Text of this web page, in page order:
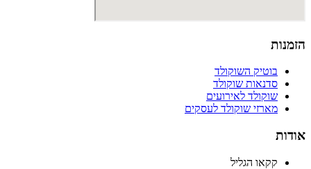
הזמנות
בוטיק השוקולד
סדנאות שוקולד
שוקולד לאירועים
מארזי שוקולד לעסקים
אודות
קקאו הגליל